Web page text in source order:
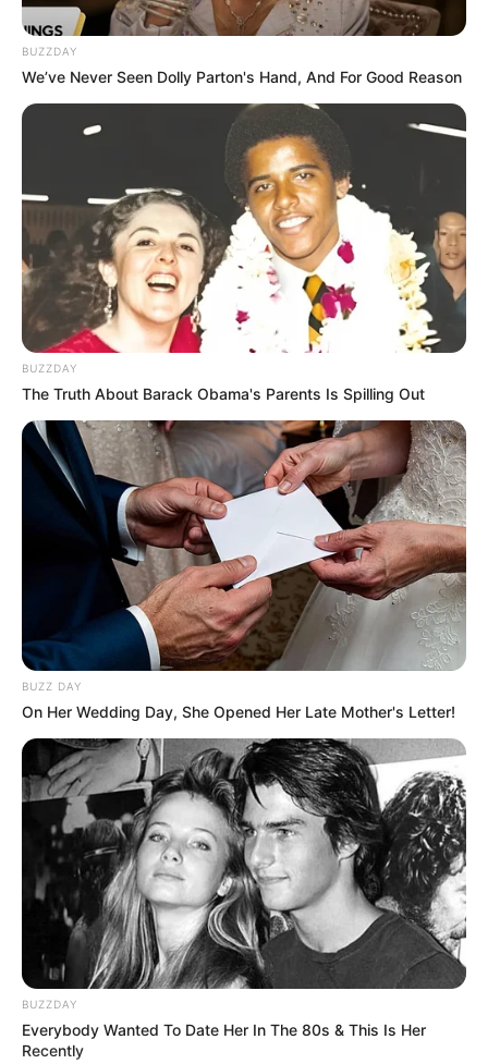
8 Kata Lucu Seputar Malam
Minggu ala Jomblo yang Bikin
10 Desain Kanopi Tempat
Tidur, Serasa Beristirahat di
Kamar Raja
Tampil Lebih Modern, 7 Potret
Hasil Renovasi Rumah Berusia
90 Tahun
BUZZDAY
We’ve Never Seen Dolly Parton's Hand, And For Good Reason
BUZZDAY
The Truth About Barack Obama's Parents Is Spilling Out
BUZZ DAY
On Her Wedding Day, She Opened Her Late Mother's Letter!
BUZZDAY
Everybody Wanted To Date Her In The 80s & This Is Her
Recently